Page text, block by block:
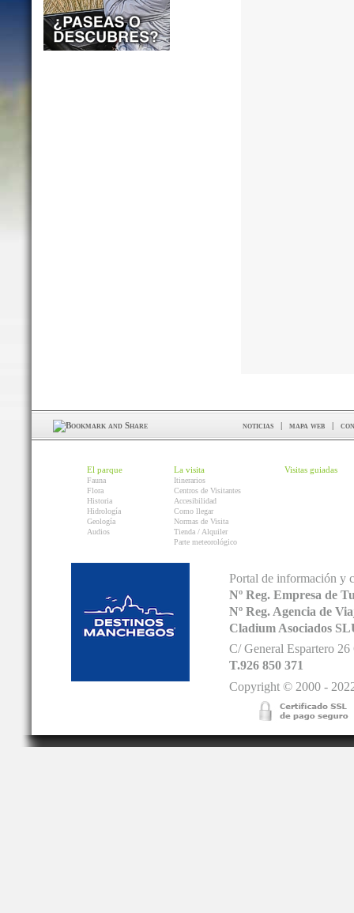
noticias | mapa web |
El parque
Fauna
Flora
Historia
Hidrología
Geología
Audios
La visita
Itinerarios
Centros de Visitantes
Accesibilidad
Como llegar
Normas de Visita
Tienda / Alquiler
Parte meteorológico
Visitas guiadas
Portal de información y
Nº Reg. Empresa de
Nº Reg. Agencia de
Cladium Asociados
C/ General Espartero
T.926 850 371
Copyright © 2000 -